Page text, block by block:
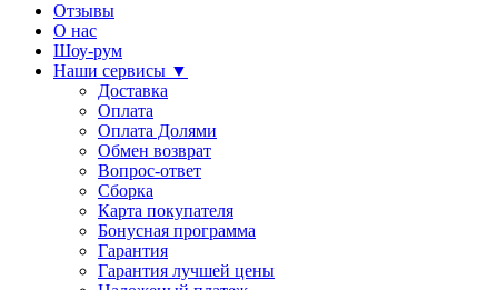
Отзывы
О нас
Шоу-рум
Наши сервисы ▼
Доставка
Оплата
Оплата Долями
Обмен возврат
Вопрос-ответ
Сборка
Карта покупателя
Бонусная программа
Гарантия
Гарантия лучшей цены